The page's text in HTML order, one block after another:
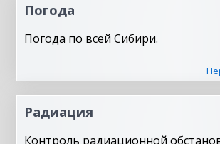
Погода
Погода по всей Сибири.
Радиация
Контроль радиационной